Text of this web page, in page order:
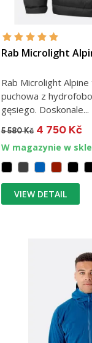
Rab Microlight
Rab Microlight
puchowa z
gęsiego. Doskonale...
5 580 Kč 4 750 Kč
W magazynie w
VIEW DETAIL